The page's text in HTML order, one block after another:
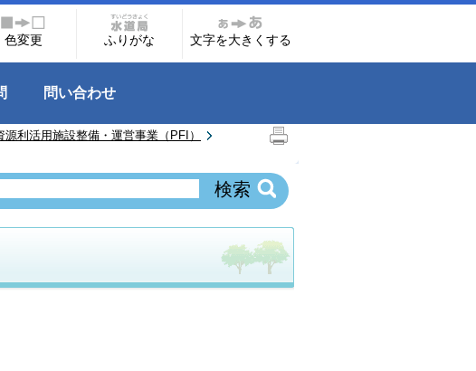
色変更 ふりがな 文字を大きくする
問い合わせ
利活用施設整備・運営事業（PFI）